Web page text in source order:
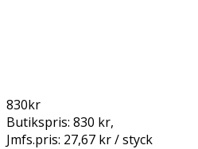
830kr
Butikspris: 830 kr,
Jmfs.pris: 27,67 kr / styck